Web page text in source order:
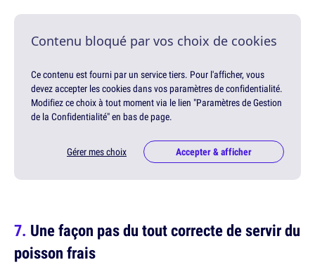
Contenu bloqué par vos choix de cookies
Ce contenu est fourni par un service tiers. Pour l'afficher, vous
devez accepter les cookies dans vos paramètres de confidentialité.
Modifiez ce choix à tout moment via le lien "Paramètres de Gestion
de la Confidentialité" en bas de page.
Gérer mes choix Accepter & afficher
Une façon pas du tout correcte de servir du
poisson frais